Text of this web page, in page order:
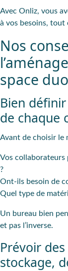
Avec Onliz, vous
à vos besoins,
Nos
space duo
Bien
de chaque
Avant de choisir le
Vos collaborateurs
?
Ont-ils besoin de
Quel type de
Un bureau bien
et pas l’inverse.
Prévoir
stockage,